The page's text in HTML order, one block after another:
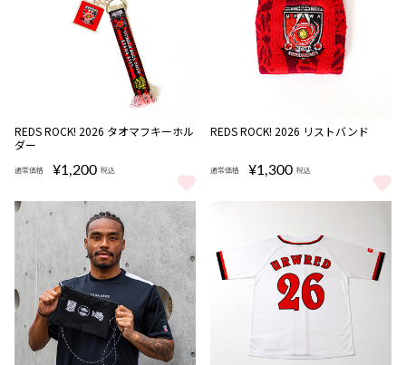
REDS ROCK! 2026 タオマフキーホル
ダー
通常価格 ¥1,200 税込
REDS ROCK! 2026 タオマフキーホルダー をもっと見る
REDS ROCK! 2026 リストバンド
通常価格 ¥1,300 税込
REDS ROCK! 2026 リストバンド